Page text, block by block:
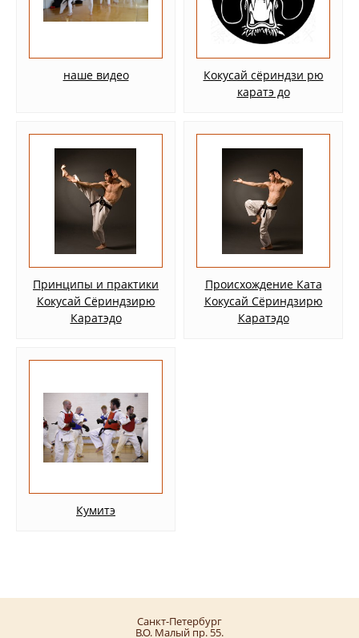
наше видео
Кокусай сёриндзи рю
каратэ до
Принципы и практики
Кокусай Сёриндзирю
Каратэдо
Происхождение Ката
Кокусай Сёриндзирю
Каратэдо
Кумитэ
Санкт-Петербург
В.О. Малый пр. 55